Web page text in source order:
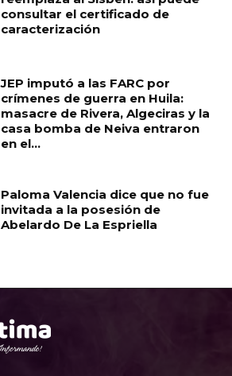
consultar el certificado de
caracterización
JEP imputó a las FARC por
crímenes de guerra en Huila:
masacre de Rivera, Algeciras y la
casa bomba de Neiva entraron
en el...
Paloma Valencia dice que no fue
invitada a la posesión de
Abelardo De La Espriella